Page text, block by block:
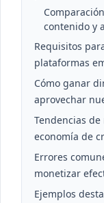
contenido y
Requisitos
plataformas
Cómo ganar
aprovechar
Tendencias
economía de
Errores
monetizar
Ejemplos